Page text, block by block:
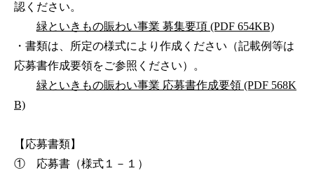
認ください。
緑といきもの賑わい事業 募集要項 (PDF 654KB)
・書類は、所定の様式により作成ください（記載例等は
応募書作成要領をご参照ください）。
緑といきもの賑わい事業 応募書作成要領 (PDF 568K
B)
【応募書類】
① 応募書（様式１－１）